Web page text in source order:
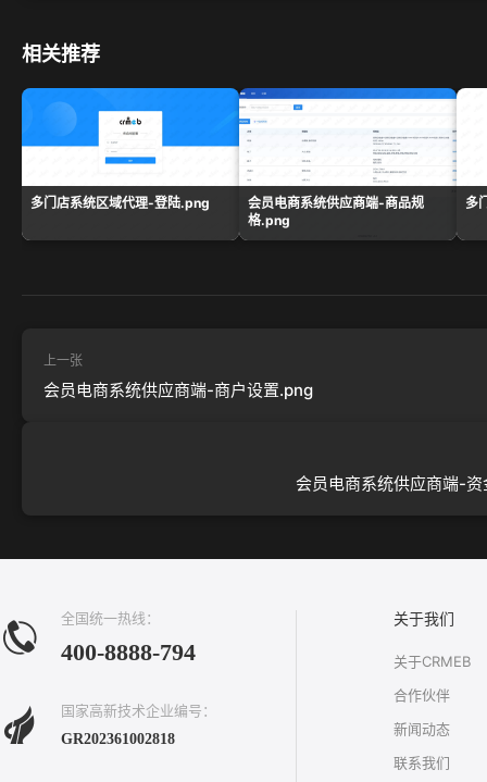
相关推荐
多门店系统区域代理-登陆.png
会员电商系统供应商端-商品规
格.png
多
上一张
会员电商系统供应商端-商户设置.png
会员电商系统供应商端-
全国统一热线：
400-8888-794
国家高新技术企业编号：
GR202361002818
关于我们
关于CRMEB
合作伙伴
新闻动态
联系我们